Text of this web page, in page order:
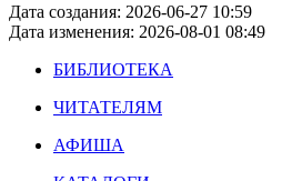
Дата создания: 2026-06-27 10:59
Дата изменения: 2026-08-01 08:49
БИБЛИОТЕКА
ЧИТАТЕЛЯМ
АФИША